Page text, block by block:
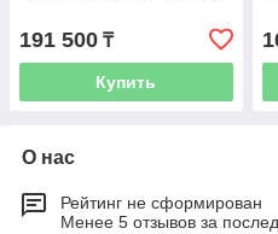
191 500 ₸
Купить
О нас
Рейтинг не сформирован
Менее 5 отзывов за